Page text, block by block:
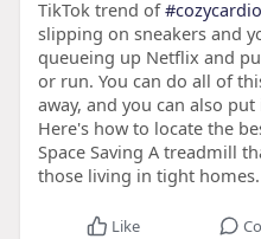
TikTok trend of#cozycardio
slipping on sneakers and
queueing up Netflix and
or run. You can do all of
away, and you can also
Here's how to locate the
Space Saving A treadmill
those living in tight homes.
Like